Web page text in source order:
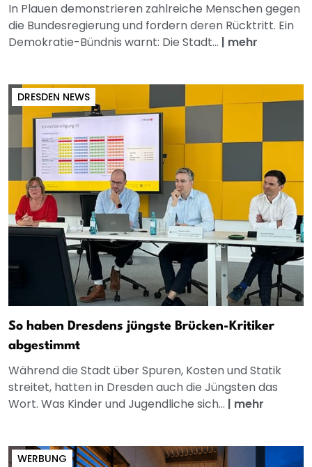
In Plauen demonstrieren zahlreiche Menschen gegen
die Bundesregierung und fordern deren Rücktritt. Ein
Demokratie-Bündnis warnt: Die Stadt... | mehr
DRESDEN NEWS
So haben Dresdens jüngste Brücken-Kritiker
abgestimmt
Während die Stadt über Spuren, Kosten und Statik
streitet, hatten in Dresden auch die Jüngsten das
Wort. Was Kinder und Jugendliche sich... | mehr
WERBUNG